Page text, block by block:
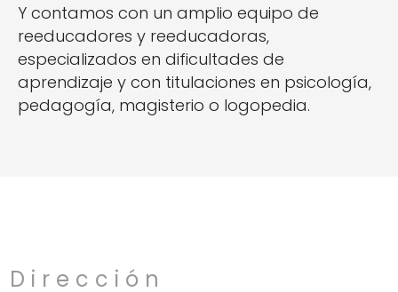
Y contamos con un amplio equipo de
reeducadores y reeducadoras,
especializados en dificultades de
aprendizaje y con titulaciones en psicología,
pedagogía, magisterio o logopedia.
Dirección